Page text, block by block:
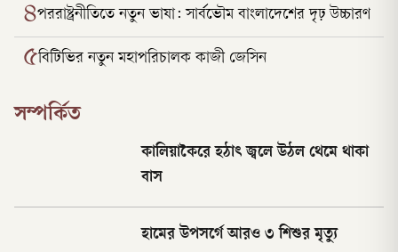
৪পররাষ্ট্রনীতিতে নতুন ভাষা: সার্বভৌম বাংলাদেশের দৃঢ় উচ্চারণ
৫বিটিভির নতুন মহাপরিচালক কাজী জেসিন
সম্পর্কিত
কালিয়াকৈরে হঠাৎ জ্বলে উঠল থেমে থাকা
বাস
হামের উপসর্গে আরও ৩ শিশুর মৃত্যু